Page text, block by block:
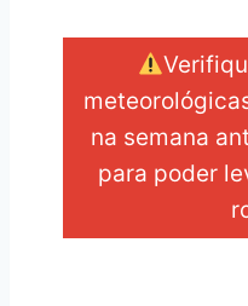
na semana
para poder